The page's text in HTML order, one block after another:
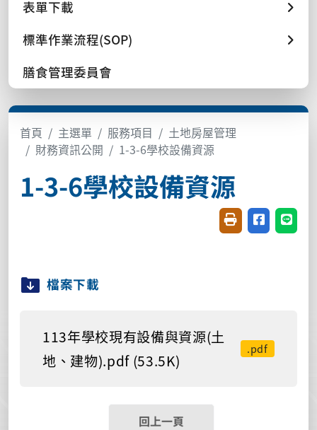
表單下載
標準作業流程(SOP)
膳食管理委員會
首頁 主選單 服務項目
土地房屋管理
財務資訊公開
1-3-6學校設備資源
1-3-6學校設備資源
友善列印(開新視
分享至臉書
分享
檔案下載
113年學校現有設備與資源(土
地、建物).pdf (53.5K)
.pdf
回上一頁